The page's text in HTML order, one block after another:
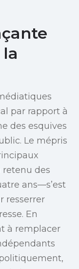
par rapport à
des esquives
Le mépris
des
ans—s’est
resserrer
En
à remplacer